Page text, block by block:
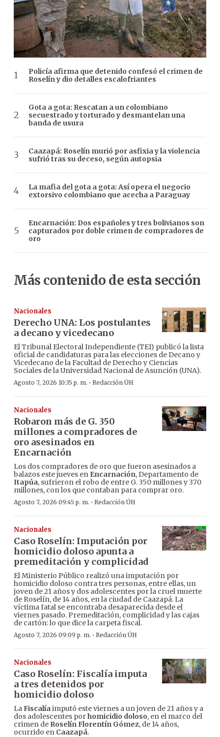
Policía afirma que detenido confesó el crimen de
Roselín y dio detalles escalofriantes
Gota a gota: Rescatan a un colombiano
secuestrado y torturado y desmantelan una
banda de usura
Caazapá: Roselín murió por asfixia y la violencia
sufrió tras su deceso, según autopsia
La mafia del gota a gota: Así opera el negocio
extorsivo colombiano que acecha a Paraguay
Encarnación: Dos españoles y tres bolivianos son
capturados por doble crimen de compradores de
oro
Más contenido de esta sección
Nacionales
Derecho UNA: Los postulantes
a decano y vicedecano
El Tribunal Electoral Independiente (TEI) publicó la lista
oficial de candidaturas para las elecciones de Decano y
Vicedecano de la Facultad de Derecho y Ciencias
Sociales de la Universidad Nacional de Asunción (UNA).
Agosto 7, 2026 10:35 p. m. · Redacción ÚH
Nacionales
Robaron más de G. 350
millones a compradores de
oro asesinados en
Encarnación
Los dos compradores de oro que fueron asesinados a
balazos este jueves en Encarnación, Departamento de
Itapúa, sufrieron el robo de entre G. 350 millones y 370
millones, con los que contaban para comprar oro.
Agosto 7, 2026 09:45 p. m. · Redacción ÚH
Nacionales
Caso Roselín: Imputación por
homicidio doloso apunta a
premeditación y complicidad
El Ministerio Público realizó una imputación por
homicidio doloso contra tres personas, entre ellas, un
joven de 21 años y dos adolescentes por la cruel muerte
de Roselín, de 14 años, en la ciudad de Caazapá. La
víctima fatal se encontraba desaparecida desde el
viernes pasado. Premeditación, complicidad y las cajas
de cartón: lo que dice la carpeta fiscal.
Agosto 7, 2026 09:09 p. m. · Redacción ÚH
Nacionales
Caso Roselín: Fiscalía imputa
a tres detenidos por
homicidio doloso
LaFiscalíaimputó este viernes a un joven de 21 años y a
dos adolescentes porhomicidio doloso, en el marco del
crimen de Roselín Florentín Gómez, de 14 años,
ocurrido en Caazapá.